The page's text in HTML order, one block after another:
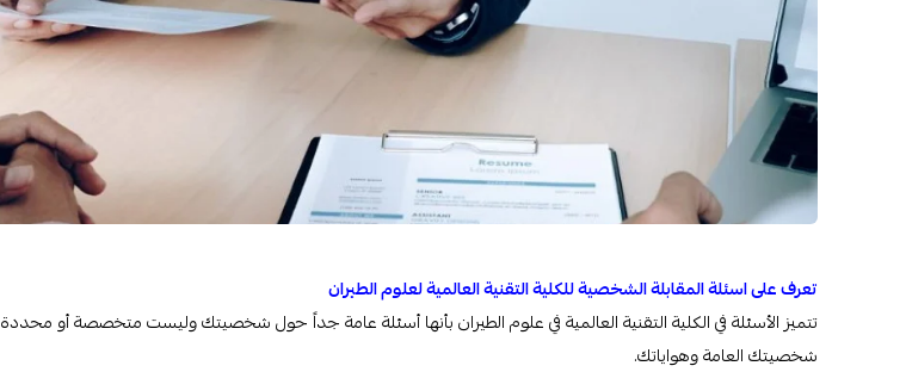
تعرف على اسئلة المقابلة الشخصية للكلية التقنية العالمية لعلوم الطيران
تتميز الأسئلة في الكلية التقنية العالمية في علوم الطيران بأنها أسئلة عامة جداً حول شخصيتك وليست متخصصة أو محددة
شخصيتك العامة وهواياتك.